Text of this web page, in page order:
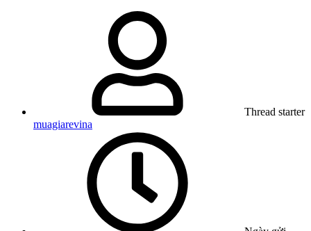
Thread starter
muagiarevina